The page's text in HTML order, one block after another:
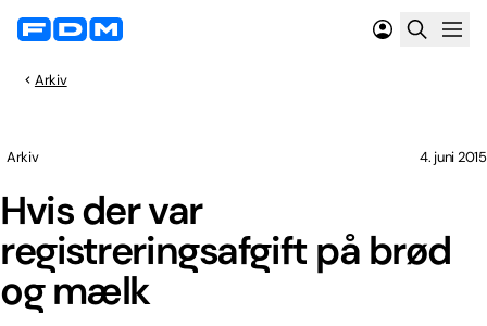
Arkiv
Hvis der var
registreringsafgift på brød
og mælk
Arkiv 4. juni 2015